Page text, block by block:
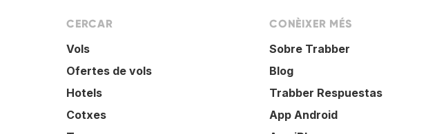
CERCAR
Vols
Ofertes de vols
Hotels
Cotxes
CONÈIXER MÉS
Sobre Trabber
Blog
Trabber Respuestas
App Android